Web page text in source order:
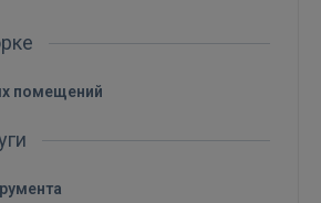
помещений